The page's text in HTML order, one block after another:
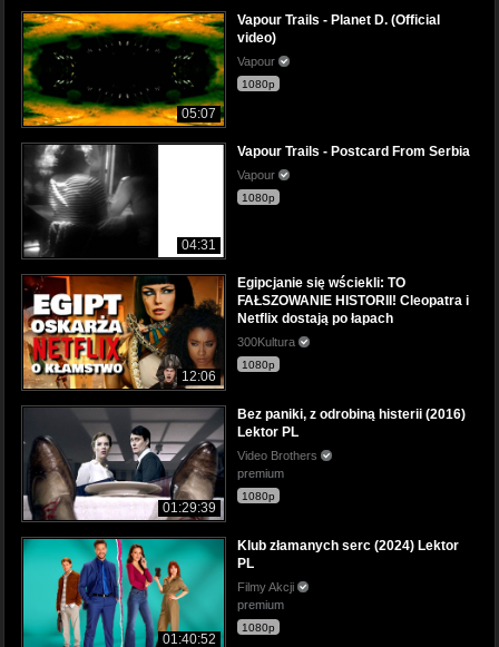
05:07
Vapour Trails - Planet D. (Official
video)
Vapour
1080p
04:31
Vapour Trails - Postcard From Serbia
Vapour
1080p
12:06
Egipcjanie się wściekli: TO
FAŁSZOWANIE HISTORII! Cleopatra i
Netflix dostają po łapach
300Kultura
1080p
01:29:39
Bez paniki, z odrobiną histerii (2016)
Lektor PL
Video Brothers
premium
1080p
01:40:52
Klub złamanych serc (2024) Lektor
PL
Filmy Akcji
premium
1080p